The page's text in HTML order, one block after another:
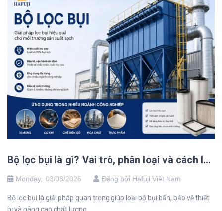
Bộ lọc bụi là gì? Vai trò, phân loại và cách lựa chọn phù hợp cho hệ thống làm mát công nghiệp
Monday, 03/08/2026 Đăng bởi Hafuji Việt Nam
Bộ lọc bụi là giải pháp quan trọng giúp loại bỏ bụi bẩn, bảo vệ thiết
bị và nâng cao chất lượng ...